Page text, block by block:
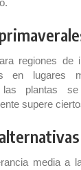
regiones de
en lugares
plantas
supere
media a